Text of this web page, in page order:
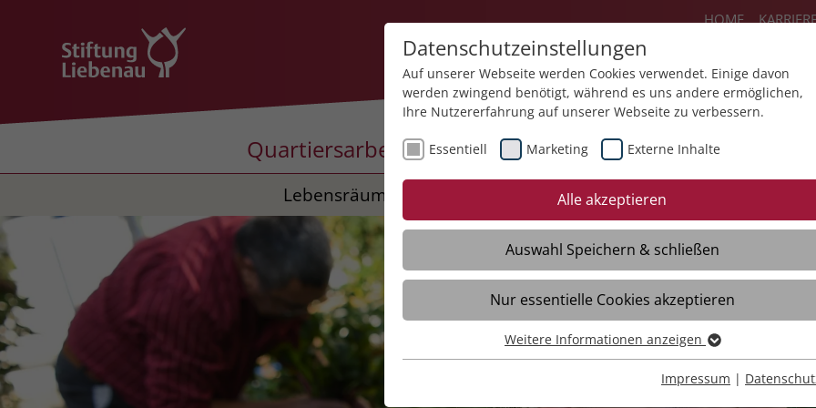
HOME
Quartiersarbeit Angebote Über uns Aktuelles
Lebensräume für Jung und Alt Quartiersarbeit
Datenschutzeinstellungen
Auf unserer Webseite werden Cookies verwendet. Einige davon
werden zwingend benötigt, während es uns andere ermöglichen,
Ihre Nutzererfahrung auf unserer Webseite zu verbessern.
Essentiell Marketing Externe Inhalte
Alle akzeptieren
Auswahl Speichern & schließen
Nur essentielle Cookies akzeptieren
Essentielle Cookies werden für grundlegende Funktionen der
Weitere Informationen anzeigen
Impressum |